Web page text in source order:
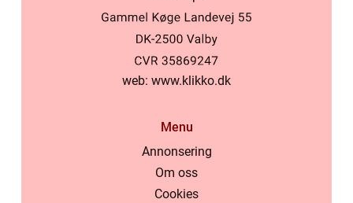
web: www.klikko.dk
Menu
Annonsering
Om oss
Cookies